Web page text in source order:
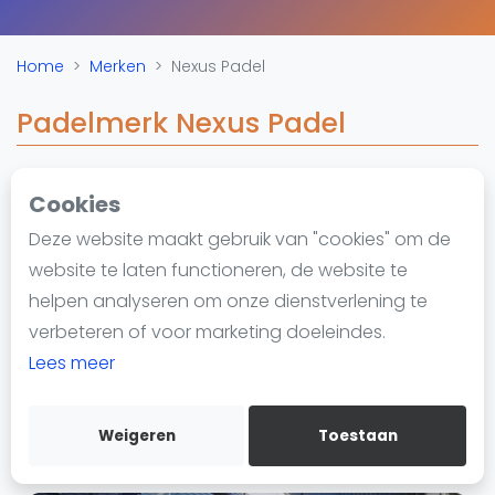
Cookies
Deze website maakt gebruik van "cookies" om de
website te laten functioneren, de website te
helpen analyseren om onze dienstverlening te
verbeteren of voor marketing doeleindes.
Lees meer
Weigeren Toestaan
Blog artikelen
Vragen over padel
Overige
Informatie
Over ons
Contact
Adverteren
Insights
WhatsApp
Join WhatsApp Community
Home Merken Nexus Padel
Padelmerk Nexus Padel
https://nexuspadel.es/